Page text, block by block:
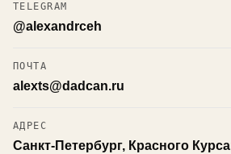
TELEGRAM
@alexandrceh
ПОЧТА
alexts@dadcan.ru
АДРЕС
Санкт-Петербург, Красного